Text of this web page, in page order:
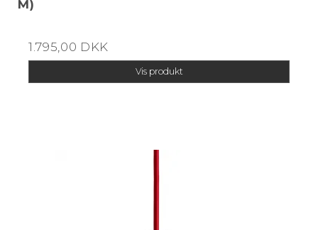
M)
1.795,00 DKK
Vis produkt